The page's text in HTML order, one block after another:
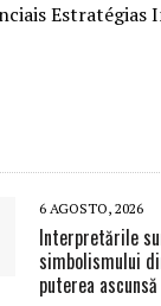
Estratégias
6 AGOSTO, 2026
Interpretările
simbolismului
puterea